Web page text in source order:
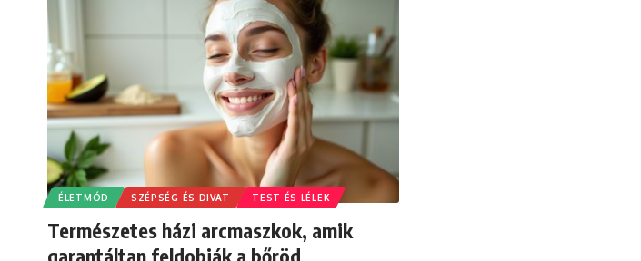
ÉLETMÓD SZÉPSÉG ÉS DIVAT TEST ÉS LÉLEK
Természetes házi arcmaszkok, amik
garantáltan feldobják a bőröd